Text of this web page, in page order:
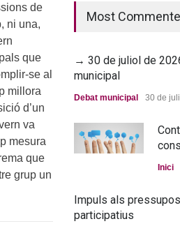
de
ni una,
que
se al
millora
d’un
va
mesura
que
grup un
Most
→ 30 de juliol de
municipal
Debat municipal 30 de
Inici
Impuls als
participatius